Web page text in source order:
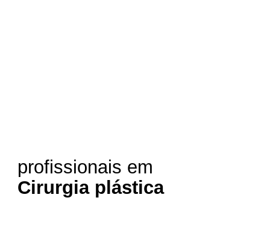
profissionais em
Cirurgia plástica